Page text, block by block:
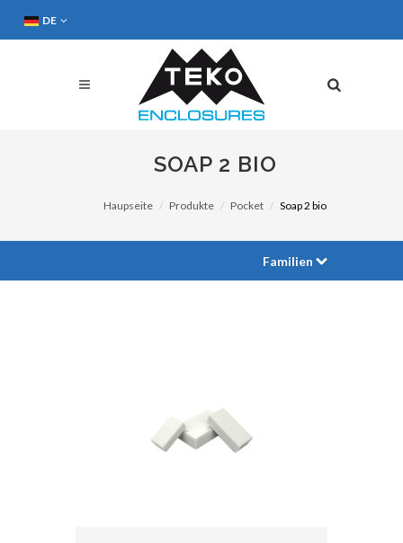
DE
SOAP 2 BIO
Haupseite Produkte Pocket Soap 2 bio
Familien